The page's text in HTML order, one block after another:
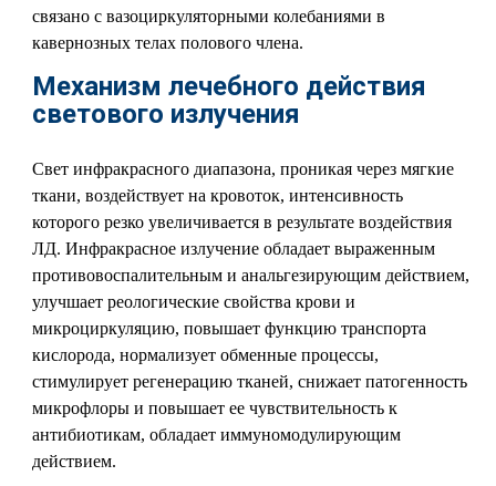
связано с вазоциркуляторными колебаниями в
кавернозных телах полового члена.
Механизм лечебного действия
светового излучения
Свет инфракрасного диапазона, проникая через мягкие
ткани, воздействует на кровоток, интенсивность
которого резко увеличивается в результате воздействия
ЛД. Инфракрасное излучение обладает выраженным
противовоспалительным и анальгезирующим действием,
улучшает реологические свойства крови и
микроциркуляцию, повышает функцию транспорта
кислорода, нормализует обменные процессы,
стимулирует регенерацию тканей, снижает патогенность
микрофлоры и повышает ее чувствительность к
антибиотикам, обладает иммуномодулирующим
действием.